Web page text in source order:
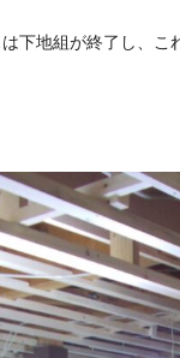
下地組が終了し、